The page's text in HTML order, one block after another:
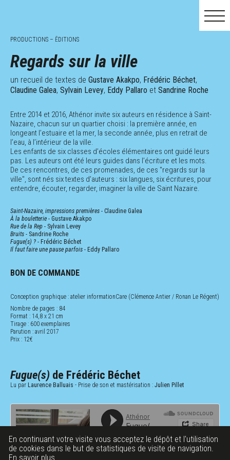
MAI JUIN JUIL.
PRODUCTIONS – ĒDITIONS
Regards sur la ville
un recueil de textes de Gustave Akakpo, Frédéric Béchet,
Claudine Galea, Sylvain Levey, Eddy Pallaro et Sandrine Roche
Entre 2014 et 2016, Athénor invite six auteurs en résidence à Saint-
Nazaire, chacun sur un quartier choisi : la première année, en
longeant l’estuaire et la mer, la seconde année, plus en retrait de
l’eau, à l’intérieur de la ville.
Les enfants de six classes d’écoles élémentaires ont guidé leurs
pas. Les auteurs ont été leurs guides dans l’écriture et les mots.
De ces rencontres, de ces promenades, de ces "regards sur la
ville", sont nés six textes d’auteurs : six langues, six écritures, pour
entendre, écouter, regarder, imaginer la ville de Saint Nazaire.
Saint-Nazaire, impressions premières - Claudine Galea
À la bouletterie - Gustave Akakpo
Rue de la Rep - Sylvain Levey
Bruits - Sandrine Roche
Fugue(s) ? - Frédéric Béchet
Il faut faire une pause parfois - Eddy Pallaro
BON DE COMMANDE
Conception graphique : atelier informationCare (Clémence Antier / Ronan Le Régent)
Nombre de pages : 84
Format : 14,8 x 21 cm
Tirage : 600 exemplaires
Parution : avril 2017
Prix : 12€
Fugue(s) de Frédéric Béchet
Lu par Laurence Balluais - Prise de son et mastérisation : Julien Pillet
En continuant votre visite vous acceptez le dépôt et l'utilisation
de cookies dans le but de statistiques de visite de navigation.
En savoir plus